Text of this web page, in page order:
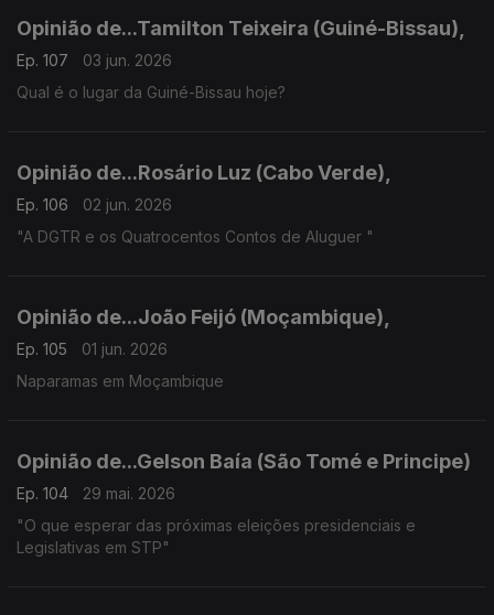
Opinião de...Tamilton Teixeira (Guiné-Bissau),
Ep. 107
03 jun. 2026
Qual é o lugar da Guiné-Bissau hoje?
Opinião de...Rosário Luz (Cabo Verde),
Ep. 106
02 jun. 2026
"A DGTR e os Quatrocentos Contos de Aluguer "
Opinião de...João Feijó (Moçambique),
Ep. 105
01 jun. 2026
Naparamas em Moçambique
Opinião de...Gelson Baía (São Tomé e Principe)
Ep. 104
29 mai. 2026
"O que esperar das próximas eleições presidenciais e
Legislativas em STP"